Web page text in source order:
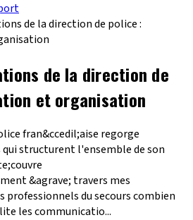
de la direction de police :
de la direction de
et organisation
fran&ccedil;aise regorge
structurent l'ensemble de son
&agrave; travers mes
professionnels du secours combien
les communicatio...